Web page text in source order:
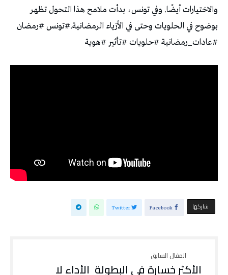
والاختيارات أيضًا. وفي تونس، بدأت ملامح هذا التحول تظهر
بوضوح في الحلويات وحتى في الأزياء الرمضانية.#تونس #رمضان
#عادات_رمضانية #حلويات #تأثير #هوية
‫‫ شاركها‬ Facebook
Twitter